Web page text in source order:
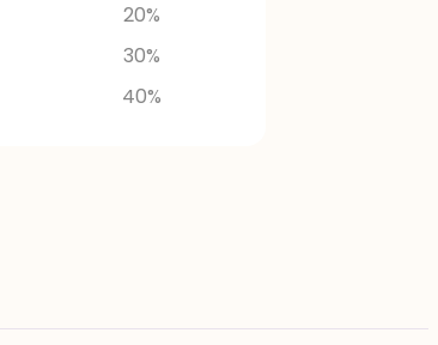
20%
30%
40%